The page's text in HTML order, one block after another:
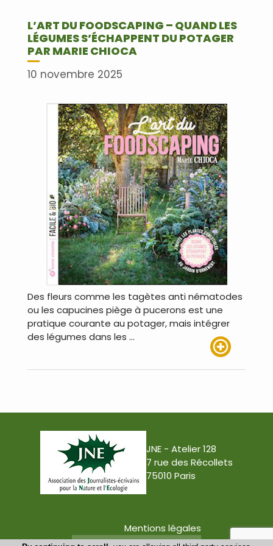
L’ART DU FOODSCAPING – QUAND LES
LÉGUMES S’ÉCHAPPENT DU POTAGER
PAR MARIE CHIOCA
10 novembre 2025
Des fleurs comme les tagètes anti nématodes
ou les capucines piège à pucerons est une
pratique courante au potager, mais intégrer
des légumes dans les …
JNE - Atelier 128
7 rue des Récollets
75010 Paris
Mentions légales